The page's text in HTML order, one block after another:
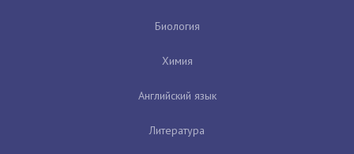
Биология
Химия
Английский язык
Литература